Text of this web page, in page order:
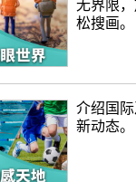
无界限
松搜画。
介绍国
新动态。